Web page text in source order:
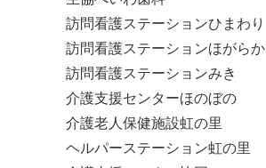
訪問看護ステーションひまわり
訪問看護ステーションほがらか
訪問看護ステーションみき
介護支援センターほのぼの
介護老人保健施設虹の里
ヘルパーステーション虹の里